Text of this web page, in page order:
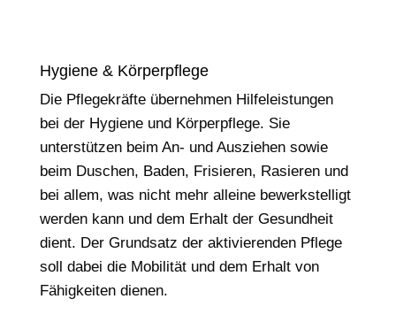
Hygiene & Körperpflege
Die Pflegekräfte übernehmen Hilfeleistungen
bei der Hygiene und Körperpflege. Sie
unterstützen beim An- und Ausziehen sowie
beim Duschen, Baden, Frisieren, Rasieren und
bei allem, was nicht mehr alleine bewerkstelligt
werden kann und dem Erhalt der Gesundheit
dient. Der Grundsatz der aktivierenden Pflege
soll dabei die Mobilität und dem Erhalt von
Fähigkeiten dienen.